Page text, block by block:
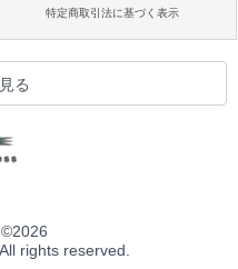
特定商取引法に基づく表示
る
©2026
rights reserved.